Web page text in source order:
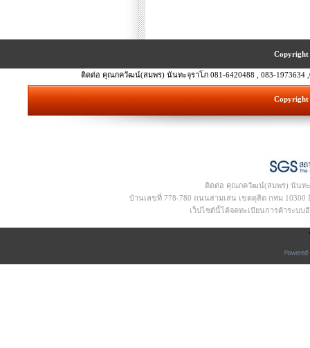
Copyright
ติดต่อ คุณภควัฒน์(สมพร) นันทะจุราโภ 081-6420488 , 083-1973634
Copyright
ติดต่อ คุณภควัฒน์(สมพร) นันทะจุ
บ้านเลขที่ 778-780 ถนนสามเสน เขตดุสิต กทม 10300 อี
เว็ปไซด์นี้ได้จดทะเบียนการค้าระบบ